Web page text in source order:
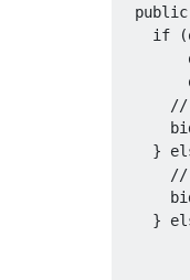
public
if
(
//
}
//
}